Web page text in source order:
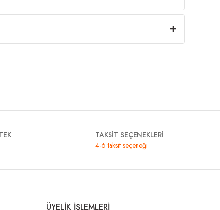
TAKSİT SEÇENEKLERİ
4-6 taksit seçeneği
ÜYELİK İŞLEMLERİ